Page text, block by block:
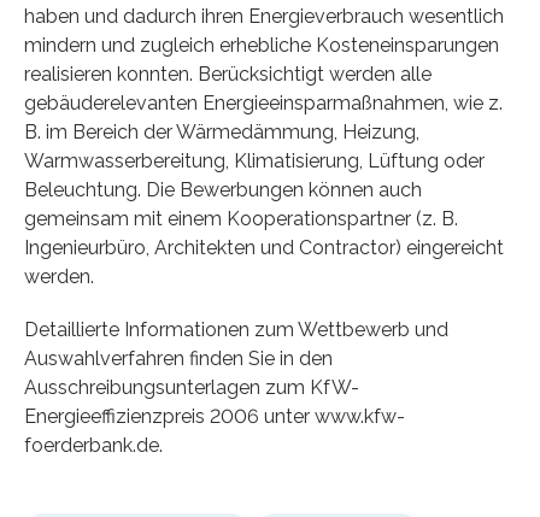
haben und dadurch ihren Energieverbrauch wesentlich
mindern und zugleich erhebliche Kosteneinsparungen
realisieren konnten. Berücksichtigt werden alle
gebäuderelevanten Energieeinsparmaßnahmen, wie z.
B. im Bereich der Wärmedämmung, Heizung,
Warmwasserbereitung, Klimatisierung, Lüftung oder
Beleuchtung. Die Bewerbungen können auch
gemeinsam mit einem Kooperationspartner (z. B.
Ingenieurbüro, Architekten und Contractor) eingereicht
werden.
Detaillierte Informationen zum Wettbewerb und
Auswahlverfahren finden Sie in den
Ausschreibungsunterlagen zum KfW-
Energieeffizienzpreis 2006 unter www.kfw-
foerderbank.de.